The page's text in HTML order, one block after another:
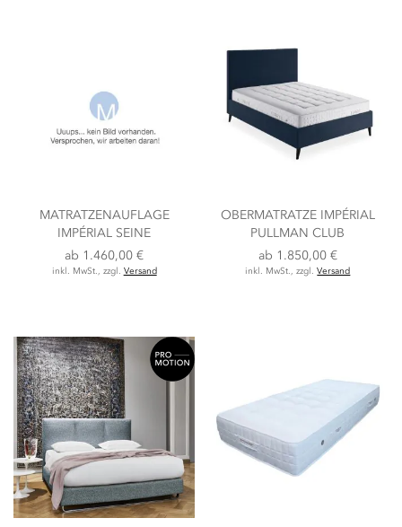
MATRATZENAUFLAGE
IMPÉRIAL SEINE
ab 1.460,00 €
inkl. MwSt., zzgl. Versand
OBERMATRATZE IMPÉRIAL
PULLMAN CLUB
ab 1.850,00 €
inkl. MwSt., zzgl.Versand